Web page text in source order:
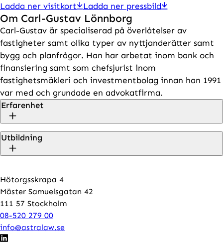
Ladda ner visitkort Ladda ner pressbild
Om Carl-Gustav Lönnborg
Carl-Gustav är specialiserad på överlåtelser av
fastigheter samt olika typer av nyttjanderätter samt
bygg och planfrågor. Han har arbetat inom bank och
finansiering samt som chefsjurist inom
fastighetsmäkleri och investmentbolag innan han 1991
var med och grundade en advokatfirma.
Erfarenhet
Expert i Småhusköpskommittén
Bank och fastighetsjuridik
Utbildning
Hötorgsskrapa 4
Mäster Samuelsgatan 42
111 57 Stockholm
08-520 279 00
info@astralaw.se